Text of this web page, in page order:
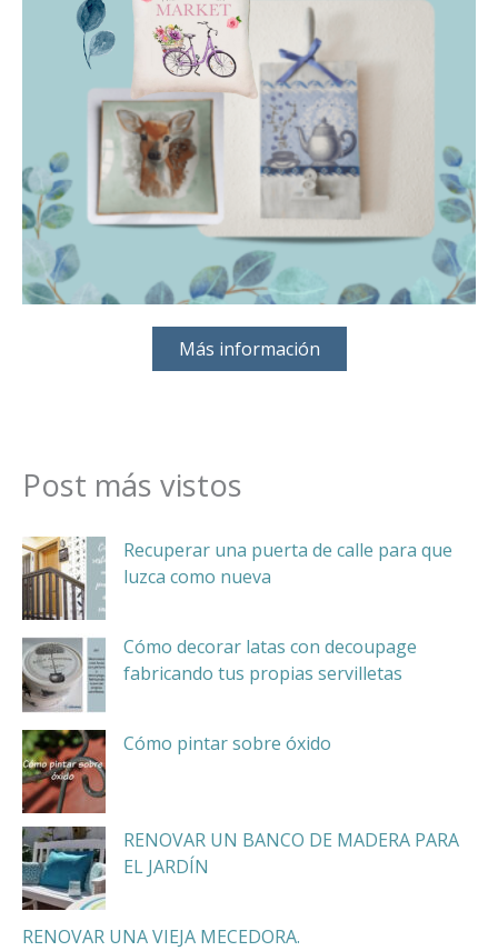
Más información
Post más vistos
Recuperar una puerta de calle para que
luzca como nueva
Cómo decorar latas con decoupage
fabricando tus propias servilletas
Cómo pintar sobre óxido
RENOVAR UN BANCO DE MADERA PARA
EL JARDÍN
RENOVAR UNA VIEJA MECEDORA.